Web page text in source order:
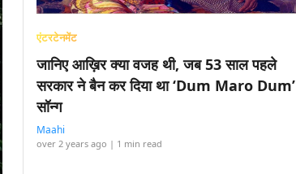
एंटरटेनमेंट
जानिए आख़िर क्या वजह थी, जब 53 साल पहले
सरकार ने बैन कर दिया था ‘Dum Maro Dum’
सॉन्ग
Maahi
over 2 years ago | 1 min read